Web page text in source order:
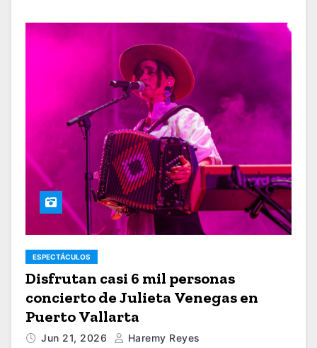
ESPECTÁCULOS
Disfrutan casi 6 mil personas
concierto de Julieta Venegas en
Puerto Vallarta
Jun 21, 2026 Haremy Reyes